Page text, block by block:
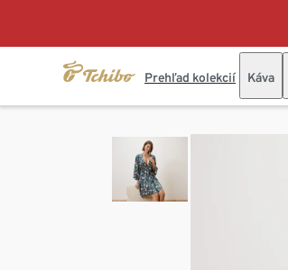
Prehľad kolekcií Káva